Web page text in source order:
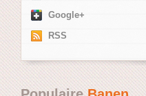
Google+
RSS